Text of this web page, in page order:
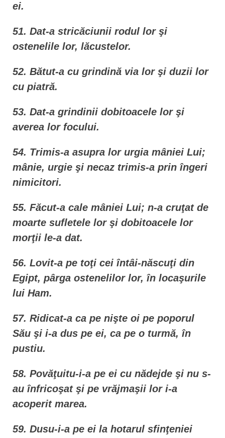
ei.
51. Dat-a stricăciunii rodul lor şi
ostenelile lor, lăcustelor.
52. Bătut-a cu grindină via lor şi duzii lor
cu piatră.
53. Dat-a grindinii dobitoacele lor şi
averea lor focului.
54. Trimis-a asupra lor urgia mâniei Lui;
mânie, urgie şi necaz trimis-a prin îngeri
nimicitori.
55. Făcut-a cale mâniei Lui; n-a cruţat de
moarte sufletele lor şi dobitoacele lor
morţii le-a dat.
56. Lovit-a pe toţi cei întâi-născuţi din
Egipt, pârga ostenelilor lor, în locaşurile
lui Ham.
57. Ridicat-a ca pe nişte oi pe poporul
Său şi i-a dus pe ei, ca pe o turmă, în
pustiu.
58. Povăţuitu-i-a pe ei cu nădejde şi nu s-
au înfricoşat şi pe vrăjmaşii lor i-a
acoperit marea.
59. Dusu-i-a pe ei la hotarul sfinţeniei